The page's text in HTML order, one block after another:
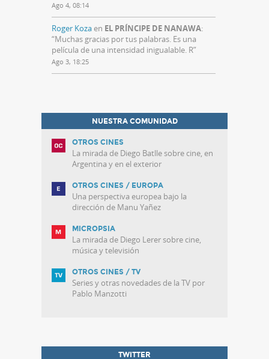
Ago 4, 08:14
Roger Kozaen EL PRÍNCIPE DE NANAWA:
“Muchas gracias por tus palabras. Es una
película de una intensidad inigualable. R”
Ago 3, 18:25
NUESTRA COMUNIDAD
OTROS CINES
La mirada de Diego Batlle sobre cine, en
Argentina y en el exterior
OTROS CINES / EUROPA
Una perspectiva europea bajo la
dirección de Manu Yañez
MICROPSIA
La mirada de Diego Lerer sobre cine,
música y televisión
OTROS CINES / TV
Series y otras novedades de la TV por
Pablo Manzotti
TWITTER